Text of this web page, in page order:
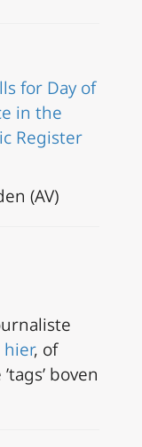
for Day of
in the
Register
(AV)
hier, of
boven